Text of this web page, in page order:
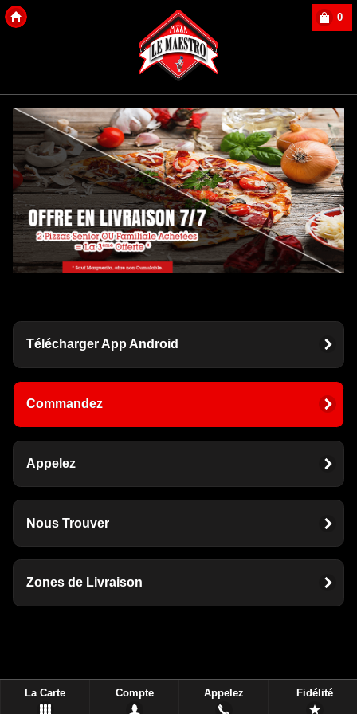
0
Télécharger App Android
Commandez
Appelez
Nous Trouver
Zones de Livraison
La Carte Compte Appelez Fidélité
Copyright Des-click